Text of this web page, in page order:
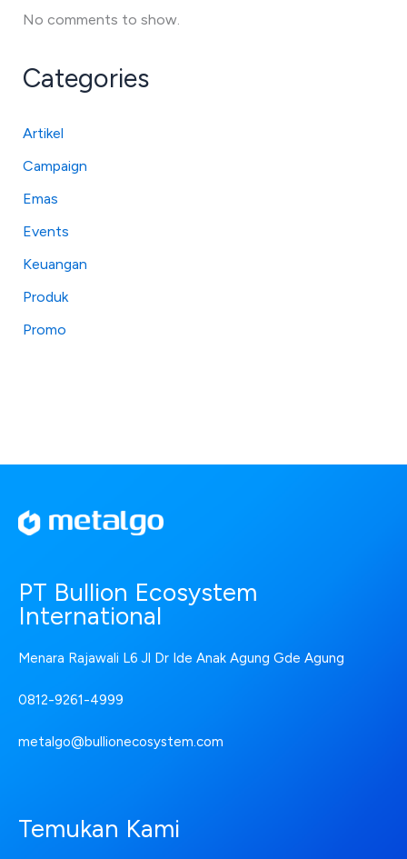
No comments to show.
Categories
Artikel
Campaign
Emas
Events
Keuangan
Produk
Promo
PT Bullion Ecosystem
International
Menara Rajawali L6 Jl Dr Ide Anak Agung Gde Agung
0812-9261-4999
metalgo@bullionecosystem.com
Temukan Kami